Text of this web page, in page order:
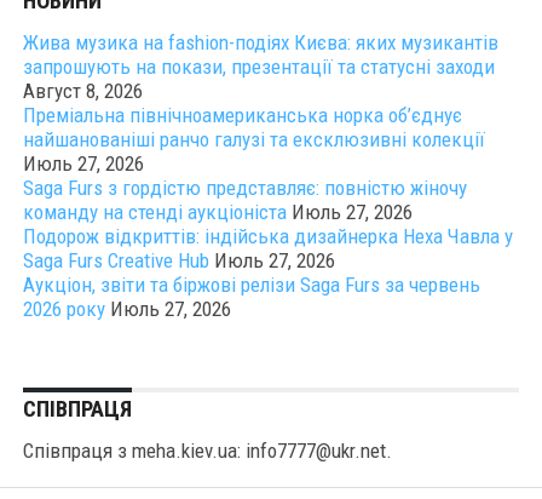
Жива музика на fashion-подіях Києва: яких музикантів
запрошують на покази, презентації та статусні заходи
Август 8, 2026
Преміальна північноамериканська норка об’єднує
найшанованіші ранчо галузі та ексклюзивні колекції
Июль 27, 2026
Saga Furs з гордістю представляє: повністю жіночу
команду на стенді аукціоніста Июль 27, 2026
Подорож відкриттів: індійська дизайнерка Неха Чавла у
Saga Furs Creative Hub Июль 27, 2026
Аукціон, звіти та біржові релізи Saga Furs за червень
2026 року Июль 27, 2026
СПІВПРАЦЯ
Співпраця з meha.kiev.ua: info7777@ukr.net.